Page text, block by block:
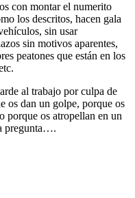
con montar el numerito
los descritos, hacen gala
sin usar
sin motivos aparentes,
peatones que están en los
al trabajo por culpa de
os dan un golpe, porque os
porque os atropellan en un
pregunta….